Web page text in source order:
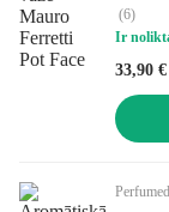
(6)
Ir
33,90 €